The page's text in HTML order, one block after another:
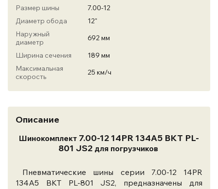
Размер шины
7.00-12
Диаметр обода
12"
Наружный
диаметр
692 мм
Ширина сечения
189 мм
Максимальная
скорость
25 км/ч
Описание
Шинокомплект 7.00-12 14PR 134A5 BKT PL-
801 JS2для погрузчиков
Пневматические шины серии 7.00-12 14PR
134A5 BKT PL-801 JS2, предназначены для